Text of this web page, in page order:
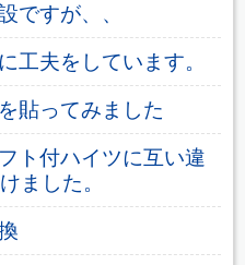
ですが、、
工夫をしています。
貼ってみました
ト付ハイツに互い違
ました。